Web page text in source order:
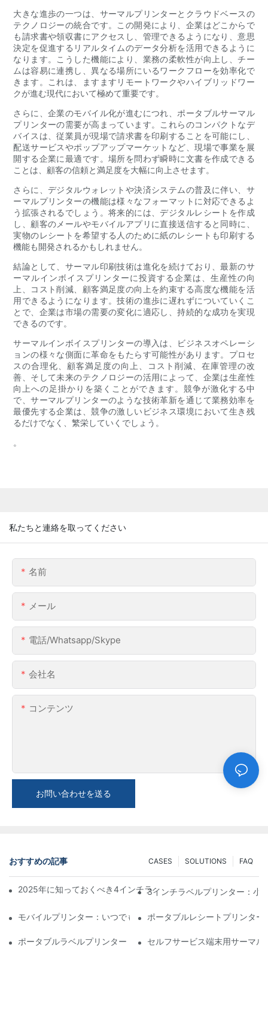
大きな進歩の一つは、サーマルプリンターとクラウドベースの
テクノロジーの統合です。この開発により、企業はどこからで
も請求書や領収書にアクセスし、管理できるようになり、意思
決定を促進するリアルタイムのデータ分析を活用できるように
なります。こうした機能により、業務の柔軟性が向上し、チー
ムは容易に連携し、異なる場所にいるワークフローを効率化で
きます。これは、ますますリモートワークやハイブリッドワー
クが進む現代において極めて重要です。
さらに、企業のモバイル化が進むにつれ、ポータブルサーマル
プリンターの需要が高まっています。これらのコンパクトなデ
バイスは、従業員が現場で請求書を印刷することを可能にし、
配送サービスやポップアップマーケットなど、現場で事業を展
開する企業に最適です。場所を問わず瞬時に文書を作成できる
ことは、顧客の信頼と満足度を大幅に向上させます。
さらに、デジタルウォレットや決済システムの普及に伴い、サ
ーマルプリンターの機能は様々なフォーマットに対応できるよ
う拡張されるでしょう。将来的には、デジタルレシートを作成
し、顧客のメールやモバイルアプリに直接送信すると同時に、
実物のレシートを希望する人のために紙のレシートも印刷する
機能も開発されるかもしれません。
結論として、サーマル印刷技術は進化を続けており、最新のサ
ーマルインボイスプリンターに投資する企業は、生産性の向
上、コスト削減、顧客満足度の向上を約束する高度な機能を活
用できるようになります。技術の進歩に遅れずについていくこ
とで、企業は市場の需要の変化に適応し、持続的な成功を実現
できるのです。
サーマルインボイスプリンターの導入は、ビジネスオペレーシ
ョンの様々な側面に革命をもたらす可能性があります。プロセ
スの合理化、顧客満足度の向上、コスト削減、在庫管理の改
善、そして未来のテクノロジーの活用によって、企業は生産性
向上への足掛かりを築くことができます。競争が激化する中
で、サーマルプリンターのような技術革新を通じて業務効率を
最優先する企業は、競争の激しいビジネス環境において生き残
るだけでなく、繁栄していくでしょう。
。
私たちと連絡を取ってください
名前
メール
電話/whatsapp/skype
会社名
コンテンツ
お問い合わせを送る
おすすめの記事 FAQ
SOLUTIONS
CASES
2025年に知っておくべき4インチラベルプリンター購入のヒント
3インチラベルプリンター：小
モバイルプリンター：いつでもどこでも印刷できる便利な選択肢
ポータブルレシートプリンタ
ポータブルラベルプリンター：パーソナライズされたラベルを簡
セルフサービス端末用サーマ